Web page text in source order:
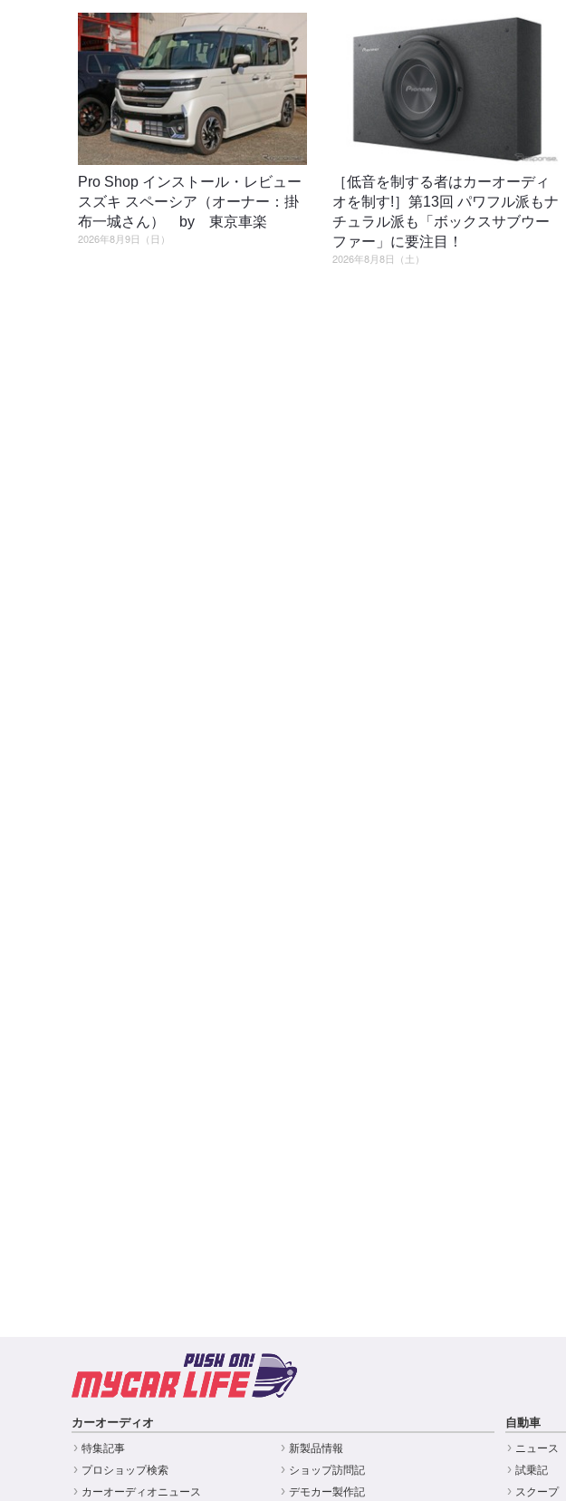
Pro Shop インストール・レビュー
スズキ スペーシア（オーナー：掛
布一城さん） by 東京車楽
2026年8月9日（日）
［低音を制する者はカーオーディ
オを制す!］第13回 パワフル派もナ
チュラル派も「ボックスサブウー
ファー」に要注目！
2026年8月8日（土）
カーオーディオ
特集記事
新製品情報
プロショップ検索
ショップ訪問記
カーオーディオニュース
デモカー製作記
自動車
ニュース
試乗記
スクープ